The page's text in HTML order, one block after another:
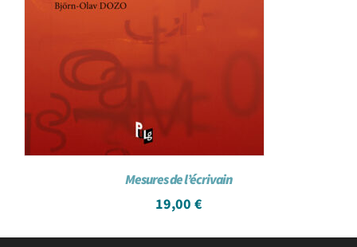
Mesures de l’écrivain
19,00 €